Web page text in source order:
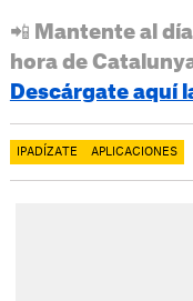
📲 Mantente al
hora de
Descárgate aquí
IPADÍZATE APLICACIONES